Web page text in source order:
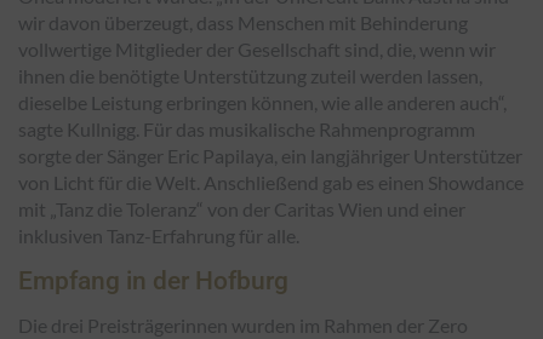
wir davon überzeugt, dass Menschen mit Behinderung
vollwertige Mitglieder der Gesellschaft sind, die, wenn wir
ihnen die benötigte Unterstützung zuteil werden lassen,
dieselbe Leistung erbringen können, wie alle anderen auch“,
sagte Kullnigg. Für das musikalische Rahmenprogramm
sorgte der Sänger Eric Papilaya, ein langjähriger Unterstützer
von Licht für die Welt. Anschließend gab es einen Showdance
mit „Tanz die Toleranz“ von der Caritas Wien und einer
inklusiven Tanz-Erfahrung für alle.
Empfang in der Hofburg
Die drei Preisträgerinnen wurden im Rahmen der Zero